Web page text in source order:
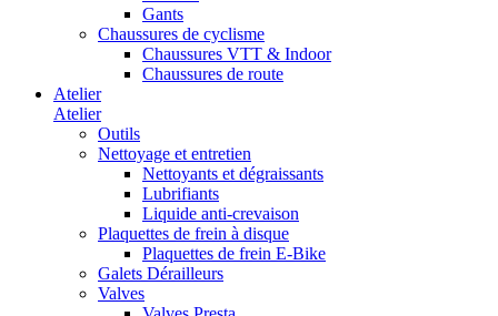
Gants
Chaussures de cyclisme
Chaussures VTT & Indoor
Chaussures de route
Atelier
Atelier
Outils
Nettoyage et entretien
Nettoyants et dégraissants
Lubrifiants
Liquide anti-crevaison
Plaquettes de frein à disque
Plaquettes de frein E-Bike
Galets Dérailleurs
Valves